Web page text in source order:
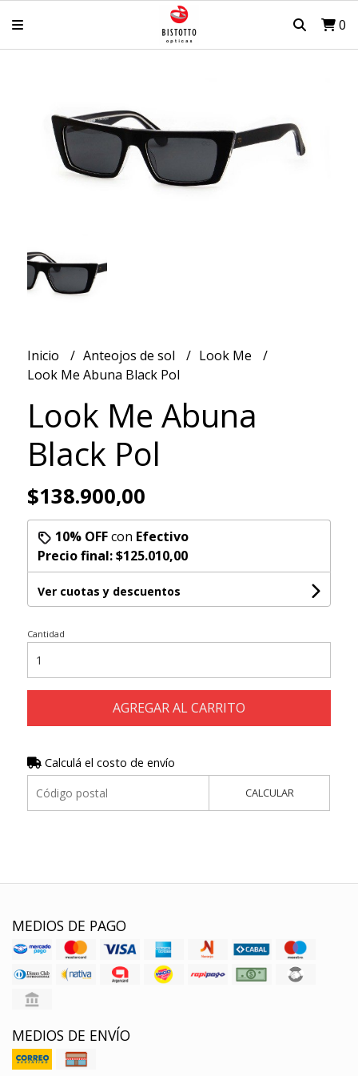
0
Inicio Anteojos de sol
Look Me
Look Me Abuna Black Pol
Look Me Abuna
Black Pol
$138.900,00
10% OFFcon Efectivo
Precio final:$125.010,00
Ver cuotas y descuentos
Cantidad
AGREGAR AL CARRITO
Calculá el costo de envío
CALCULAR
MEDIOS DE PAGO
MEDIOS DE ENVÍO